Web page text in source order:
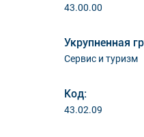
43.00.00
Укрупненная
Сервис и туризм
Код:
43.02.09